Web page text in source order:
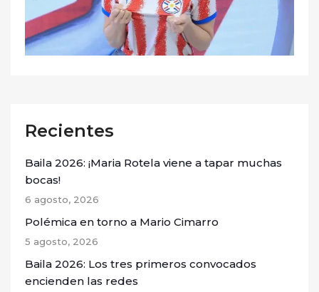
Recientes
Baila 2026: ¡Maria Rotela viene a tapar muchas
bocas!
6 agosto, 2026
Polémica en torno a Mario Cimarro
5 agosto, 2026
Baila 2026: Los tres primeros convocados
encienden las redes